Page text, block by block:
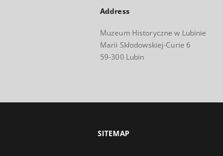
Address
Muzeum Historyczne w Lubinie
Marii Skłodowskiej-Curie 6
59-300 Lubin
SITEMAP